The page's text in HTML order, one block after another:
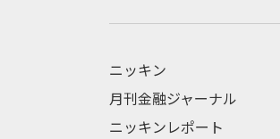
ニッキン
月刊金融ジャーナル
ニッキンレポート